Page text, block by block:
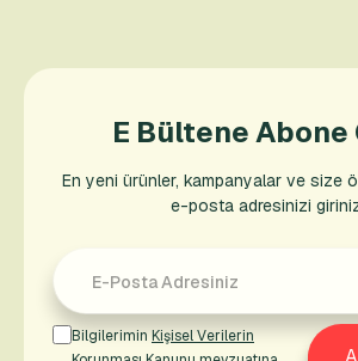
E Bültene Abone
En yeni ürünler, kampanyalar ve size
e-posta adresinizi
Bilgilerimin Kişisel Verilerin